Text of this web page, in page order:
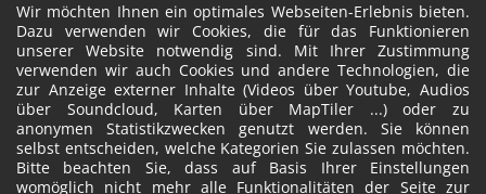
Wir möchten Ihnen ein optimales Webseiten-Erlebnis bieten.
Dazu verwenden wir Cookies, die für das Funktionieren
unserer Website notwendig sind. Mit Ihrer Zustimmung
verwenden wir auch Cookies und andere Technologien, die
zur Anzeige externer Inhalte (Videos über Youtube, Audios
über Soundcloud, Karten über MapTiler ...) oder zu
anonymen Statistikzwecken genutzt werden. Sie können
selbst entscheiden, welche Kategorien Sie zulassen möchten.
Bitte beachten Sie, dass auf Basis Ihrer Einstellungen
womöglich nicht mehr alle Funktionalitäten der Seite zur